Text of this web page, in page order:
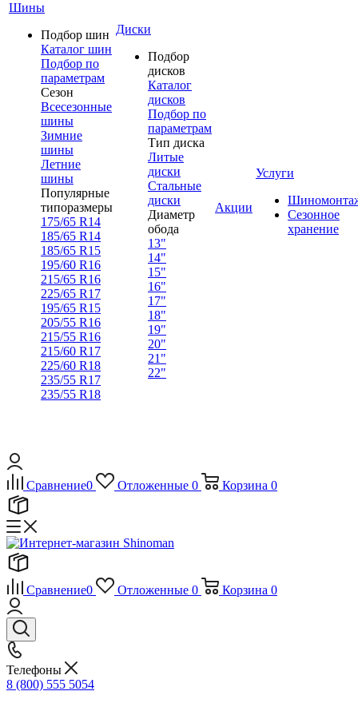
Шины
Подбор шин
Каталог шин
Подбор по
параметрам
Сезон
Всесезонные
шины
Зимние
шины
Летние
шины
Популярные
типоразмеры
175/65 R14
185/65 R14
185/65 R15
195/60 R16
215/65 R16
225/65 R17
195/65 R15
205/55 R16
215/55 R16
215/60 R17
225/60 R18
235/55 R17
235/55 R18
Диски
Подбор
дисков
Каталог
дисков
Подбор по
параметрам
Тип диска
Литые
диски
Стальные
диски
Диаметр
обода
13"
14"
15"
16"
17"
18"
19"
20"
21"
22"
Акции
Услуги
Сезонное
хранение
Сравнение0 Отложенные 0 Корзина 0
Сравнение0 Отложенные 0 Корзина 0
Телефоны
8 (800) 555 5054